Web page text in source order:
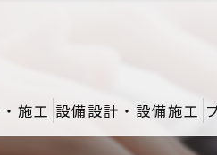
施工 設備設計・設備施工